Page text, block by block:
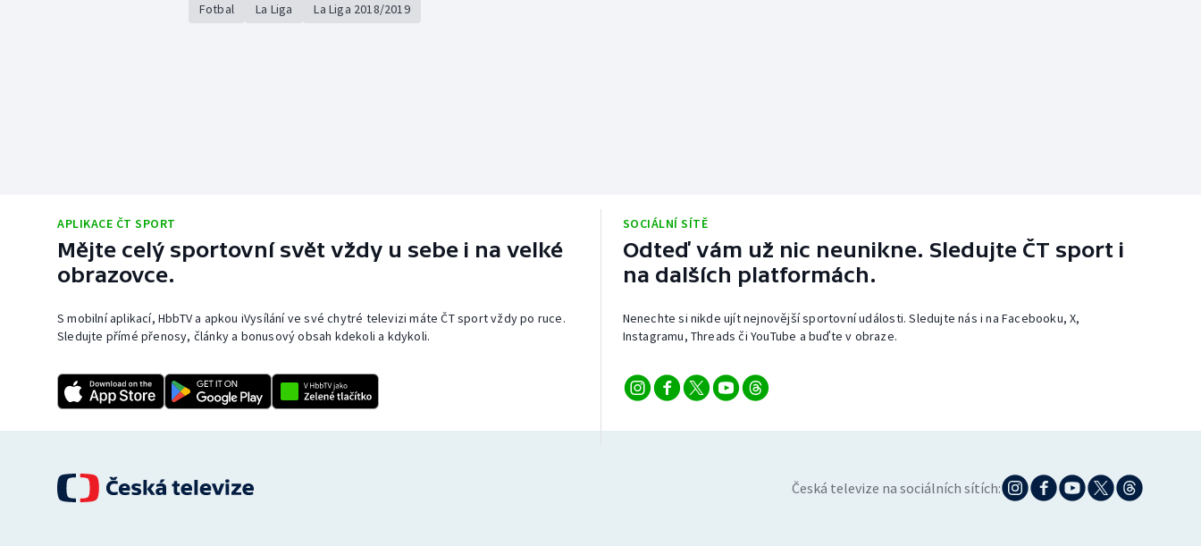
Fotbal La Liga La Liga 2018/2019
APLIKACE ČT SPORT
Mějte celý sportovní svět vždy u sebe i na velké
obrazovce.
S mobilní aplikací, HbbTV a apkou iVysílání ve své chytré televizi máte ČT sport vždy po ruce.
Sledujte přímé přenosy, články a bonusový obsah kdekoli a kdykoli.
SOCIÁLNÍ SÍTĚ
Odteď vám už nic neunikne. Sledujte ČT sport i
na dalších platformách.
Nenechte si nikde ujít nejnovější sportovní události. Sledujte nás i na Facebooku, X,
Instagramu, Threads či YouTube a buďte v obraze.
Česká televize na sociálních sítích: